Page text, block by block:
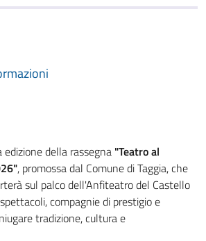
della rassegna "Teatro al
, promossa dal Comune di Taggia, che
sul palco dell'Anfiteatro del Castello
compagnie di prestigio e
tradizione, cultura e